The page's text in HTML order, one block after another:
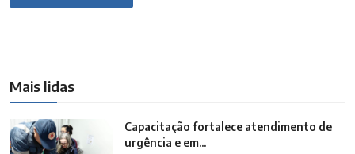
Mais lidas
Capacitação fortalece atendimento de
urgência e em...